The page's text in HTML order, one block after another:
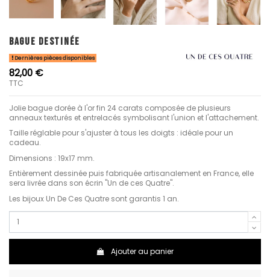
BAGUE DESTINÉE
Dernières pièces disponibles
82,00 €
TTC
Jolie bague dorée à l'or fin 24 carats composée de plusieurs
anneaux texturés et entrelacés symbolisant l'union et l'attachement.
Taille réglable pour s'ajuster à tous les doigts : idéale pour un
cadeau.
Dimensions : 19x17 mm.
Entièrement dessinée puis fabriquée artisanalement en France, elle
sera livrée dans son écrin "Un de ces Quatre".
Les bijoux Un De Ces Quatre sont garantis 1 an.
Ajouter au panier